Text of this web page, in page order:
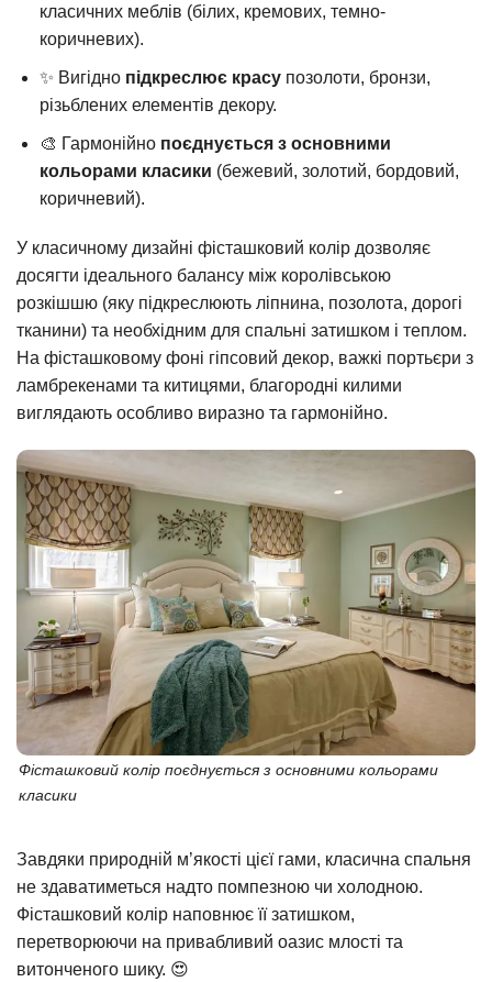
класичних меблів (білих, кремових, темно-
коричневих).
✨ Вигідно підкреслює красупозолоти, бронзи,
різьблених елементів декору.
🎨 Гармонійно поєднується з основними
кольорами класики (бежевий, золотий, бордовий,
коричневий).
У класичному дизайні фісташковий колір дозволяє
досягти ідеального балансу між королівською
розкішшю (яку підкреслюють ліпнина, позолота, дорогі
тканини) та необхідним для спальні затишком і теплом.
На фісташковому фоні гіпсовий декор, важкі портьєри з
ламбрекенами та китицями, благородні килими
виглядають особливо виразно та гармонійно.
Фісташковий колір поєднується з основними кольорами
класики
Завдяки природній м’якості цієї гами, класична спальня
не здаватиметься надто помпезною чи холодною.
Фісташковий колір наповнює її затишком,
перетворюючи на привабливий оазис млості та
витонченого шику. 😍